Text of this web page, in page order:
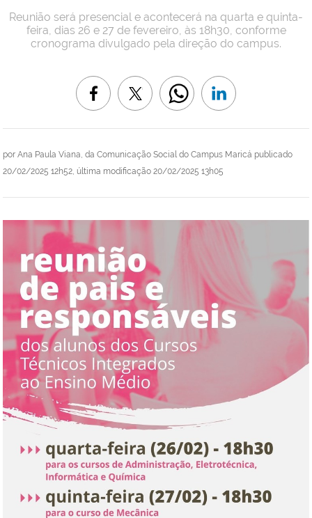
por Ana Paula Viana, da Comunicação Social do Campus Maricá publicado
20/02/2025 12h52, última modificação 20/02/2025 13h05
Reunião será presencial e acontecerá na quarta e quinta-
feira, dias 26 e 27 de fevereiro, às 18h30, conforme
cronograma divulgado pela direção do campus.